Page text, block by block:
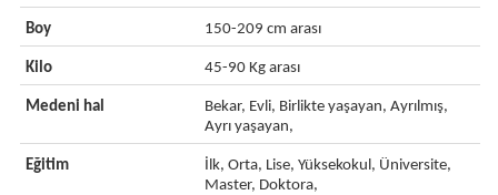
Boy 150-209 cm arası
Kilo 45-90 Kg arası
Medeni hal
Bekar, Evli, Birlikte yaşayan, Ayrılmış,
Ayrı yaşayan,
Eğitim
İlk, Orta, Lise, Yüksekokul, Üniversite,
Master, Doktora,